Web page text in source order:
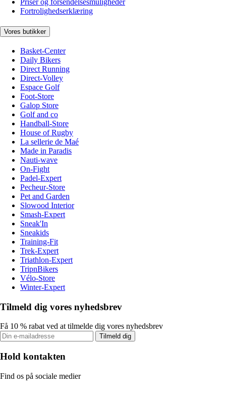
Priser og forsendelsesmuligheder
Fortrolighedserklæring
Vores butikker
Basket-Center
Daily Bikers
Direct Running
Direct-Volley
Espace Golf
Foot-Store
Galop Store
Golf and co
Handball-Store
House of Rugby
La sellerie de Maé
Made in Paradis
Nauti-wave
On-Fight
Padel-Expert
Pecheur-Store
Pet and Garden
Slowood Interior
Smash-Expert
Sneak'In
Sneakids
Training-Fit
Trek-Expert
Triathlon-Expert
TripnBikers
Vélo-Store
Winter-Expert
Tilmeld dig vores nyhedsbrev
Få 10 % rabat ved at tilmelde dig vores nyhedsbrev
Tilmeld dig
Hold kontakten
Find os på sociale medier